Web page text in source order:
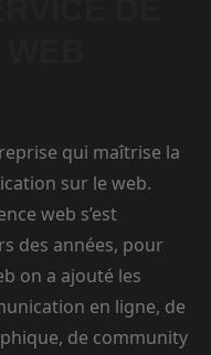
qui maîtrise la
sur le web.
web s’est
des années, pour
on a ajouté les
en ligne, de
de community